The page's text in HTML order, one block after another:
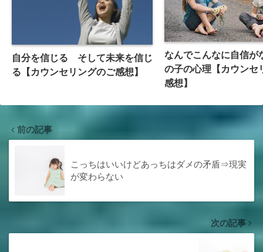
自分を信じる そして未来を信じ
る【カウンセリングのご感想】
なんでこんなに自信が
の子の心理【カウンセ
感想】
前の記事
こっちはいいけどあっちはダメの矛盾⇒現実
が変わらない
次の記事